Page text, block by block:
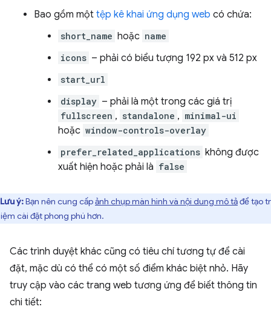
Bao gồm một tệp kê khai ứng dụng web có chứa:
short_name hoặc name
icons – phải có biểu tượng 192 px và 512 px
start_url
display – phải là một trong các giá trị
fullscreen , standalone , minimal-ui
hoặc window-controls-overlay
prefer_related_applications không được
xuất hiện hoặc phải là false
Lưu ý:Bạn nên cung cấpảnh chụp màn hình và nội dung mô tảđể tạo
cài đặt phong phú hơn.
Các trình duyệt khác cũng có tiêu chí tương tự để cài
đặt, mặc dù có thể có một số điểm khác biệt nhỏ. Hãy
truy cập vào các trang web tương ứng để biết thông tin
chi tiết: